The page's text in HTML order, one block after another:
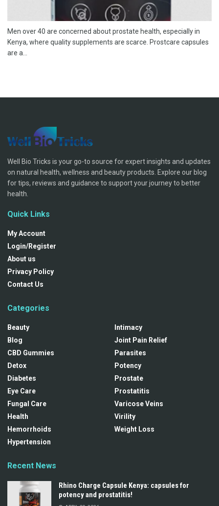
Men over 40 are concerned about prostate health, especially in
Kenya, where quality supplements are scarce. Prostcare capsules
are a...
Well Bio Tricks is your go-to source for expert insights and updates
on natural health, wellness and beauty products. Explore our blog
for tips, reviews and guidance to support your journey to better
health.
Quick Links
My Account
Login/Register
About us
Privacy Policy
Contact Us
Categories
Beauty
Blog
CBD Gummies
Detox
Diabetes
Eye Care
Fungal Care
Health
Hemorrhoids
Hypertension
Intimacy
Joint Pain Relief
Parasites
Potency
Prostate
Prostatitis
Varicose Veins
Virility
Weight Loss
Recent News
Rhino Charge Capsule Kenya: capsules for
potency and prostatitis!